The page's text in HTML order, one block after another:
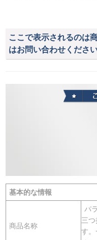
ここで表示されるのは
はお問い合わせください
基本的な情報
商品名称
パ
三
す。